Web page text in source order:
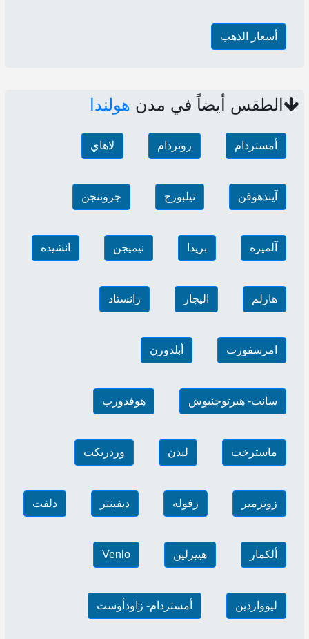
أسعار الذهب
الطقس أيضاً في مدن هولندا
أمستردام روتردام لاهاي
آيندهوفن تيلبورج جروننجن
آلميره بريدا نيميجن انشيده
هارلم اليجار زانستاد
امرسفورت أبلدورن
سانت- هيرتوجنبوش هوفدورب
ماسترخت ليدن وردريكت
زوترمير زفوله ديفينتر دلفت
ألكمار هييرلين Venlo
ليوواردين أمستردام- زاودأوست